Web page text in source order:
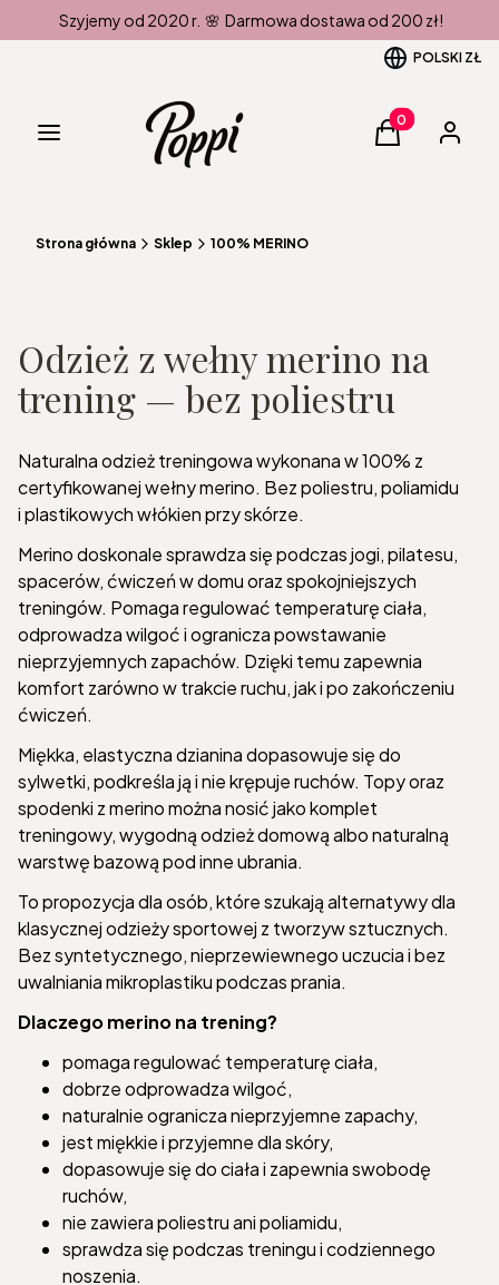
Szyjemy od 2020 r. 🌸 Darmowa dostawa od 200 zł!
POLSKI ZŁ
Menu Produkty w
Koszyk
Strona główna Sklep 100% MERINO
Odzież z wełny merino na
trening — bez poliestru
Naturalna odzież treningowa wykonana w 100% z
certyfikowanej wełny merino. Bez poliestru, poliamidu
i plastikowych włókien przy skórze.
Merino doskonale sprawdza się podczas jogi, pilatesu,
spacerów, ćwiczeń w domu oraz spokojniejszych
treningów. Pomaga regulować temperaturę ciała,
odprowadza wilgoć i ogranicza powstawanie
nieprzyjemnych zapachów. Dzięki temu zapewnia
komfort zarówno w trakcie ruchu, jak i po zakończeniu
ćwiczeń.
Miękka, elastyczna dzianina dopasowuje się do
sylwetki, podkreśla ją i nie krępuje ruchów. Topy oraz
spodenki z merino można nosić jako komplet
treningowy, wygodną odzież domową albo naturalną
warstwę bazową pod inne ubrania.
To propozycja dla osób, które szukają alternatywy dla
klasycznej odzieży sportowej z tworzyw sztucznych.
Bez syntetycznego, nieprzewiewnego uczucia i bez
uwalniania mikroplastiku podczas prania.
Dlaczego merino na trening?
pomaga regulować temperaturę ciała,
dobrze odprowadza wilgoć,
naturalnie ogranicza nieprzyjemne zapachy,
jest miękkie i przyjemne dla skóry,
dopasowuje się do ciała i zapewnia swobodę
ruchów,
nie zawiera poliestru ani poliamidu,
sprawdza się podczas treningu i codziennego
noszenia.